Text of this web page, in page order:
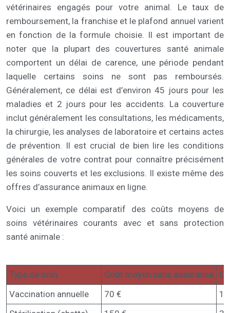
vétérinaires engagés pour votre animal. Le taux de
remboursement, la franchise et le plafond annuel varient
en fonction de la formule choisie. Il est important de
noter que la plupart des couvertures santé animale
comportent un délai de carence, une période pendant
laquelle certains soins ne sont pas remboursés.
Généralement, ce délai est d’environ 45 jours pour les
maladies et 2 jours pour les accidents. La couverture
inclut généralement les consultations, les médicaments,
la chirurgie, les analyses de laboratoire et certains actes
de prévention. Il est crucial de bien lire les conditions
générales de votre contrat pour connaître précisément
les soins couverts et les exclusions. Il existe même des
offres d’assurance animaux en ligne.
Voici un exemple comparatif des coûts moyens de
soins vétérinaires courants avec et sans protection
santé animale :
Type de soin Coût moyen sans assurance
Vaccination annuelle
70 €